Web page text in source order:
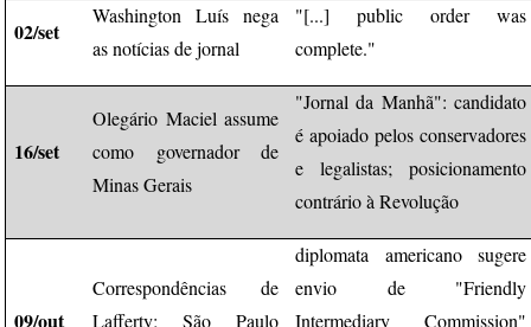
02/set
Washington Luís nega
as notícias de jornal
"[...] public order was
complete."
16/set
Olegário Maciel assume
como governador de
Minas Gerais
"Jornal da Manhã": candidato
é apoiado pelos conservadores
e legalistas; posicionamento
contrário à Revolução
09/out
Correspondências de
Lafferty; São Paulo
diplomata americano sugere
envio de "Friendly
Intermediary Commission"